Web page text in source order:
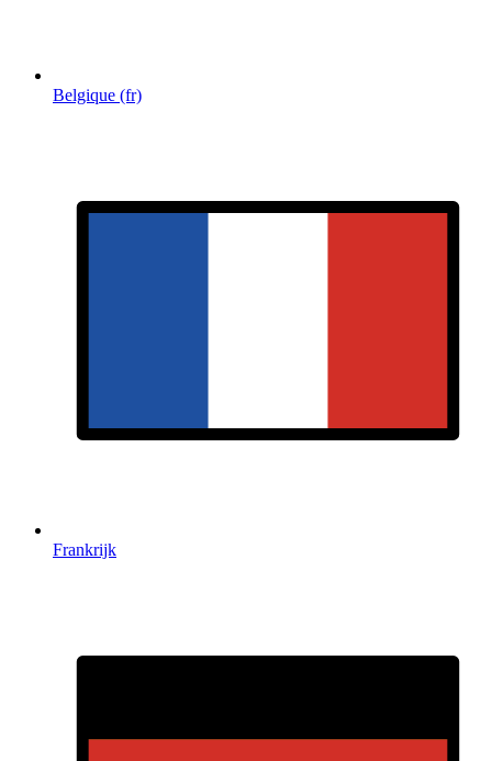
Belgique (fr)
Frankrijk